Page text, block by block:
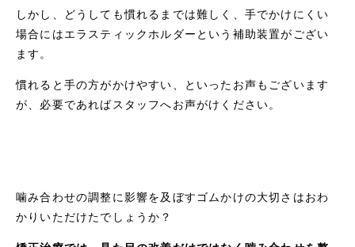
しかし、どうしても慣れるまでは難しく、手でかけにくい
場合にはエラスティックホルダーという補助装置がござい
ます。
慣れると手の方がかけやすい、といったお声もございます
が、必要であればスタッフへお声がけください。
噛み合わせの調整に影響を及ぼすゴムかけの大切さはおわ
かりいただけたでしょうか？